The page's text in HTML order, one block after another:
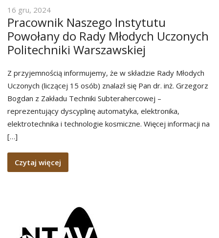
16 gru, 2024
Pracownik Naszego Instytutu
Powołany do Rady Młodych Uczonych
Politechniki Warszawskiej
Z przyjemnością informujemy, że w składzie Rady Młodych
Uczonych (liczącej 15 osób) znalazł się Pan dr. inż. Grzegorz
Bogdan z Zakładu Techniki Subterahercowej –
reprezentujący dyscyplinę automatyka, elektronika,
elektrotechnika i technologie kosmiczne. Więcej informacji na
[…]
Czytaj więcej